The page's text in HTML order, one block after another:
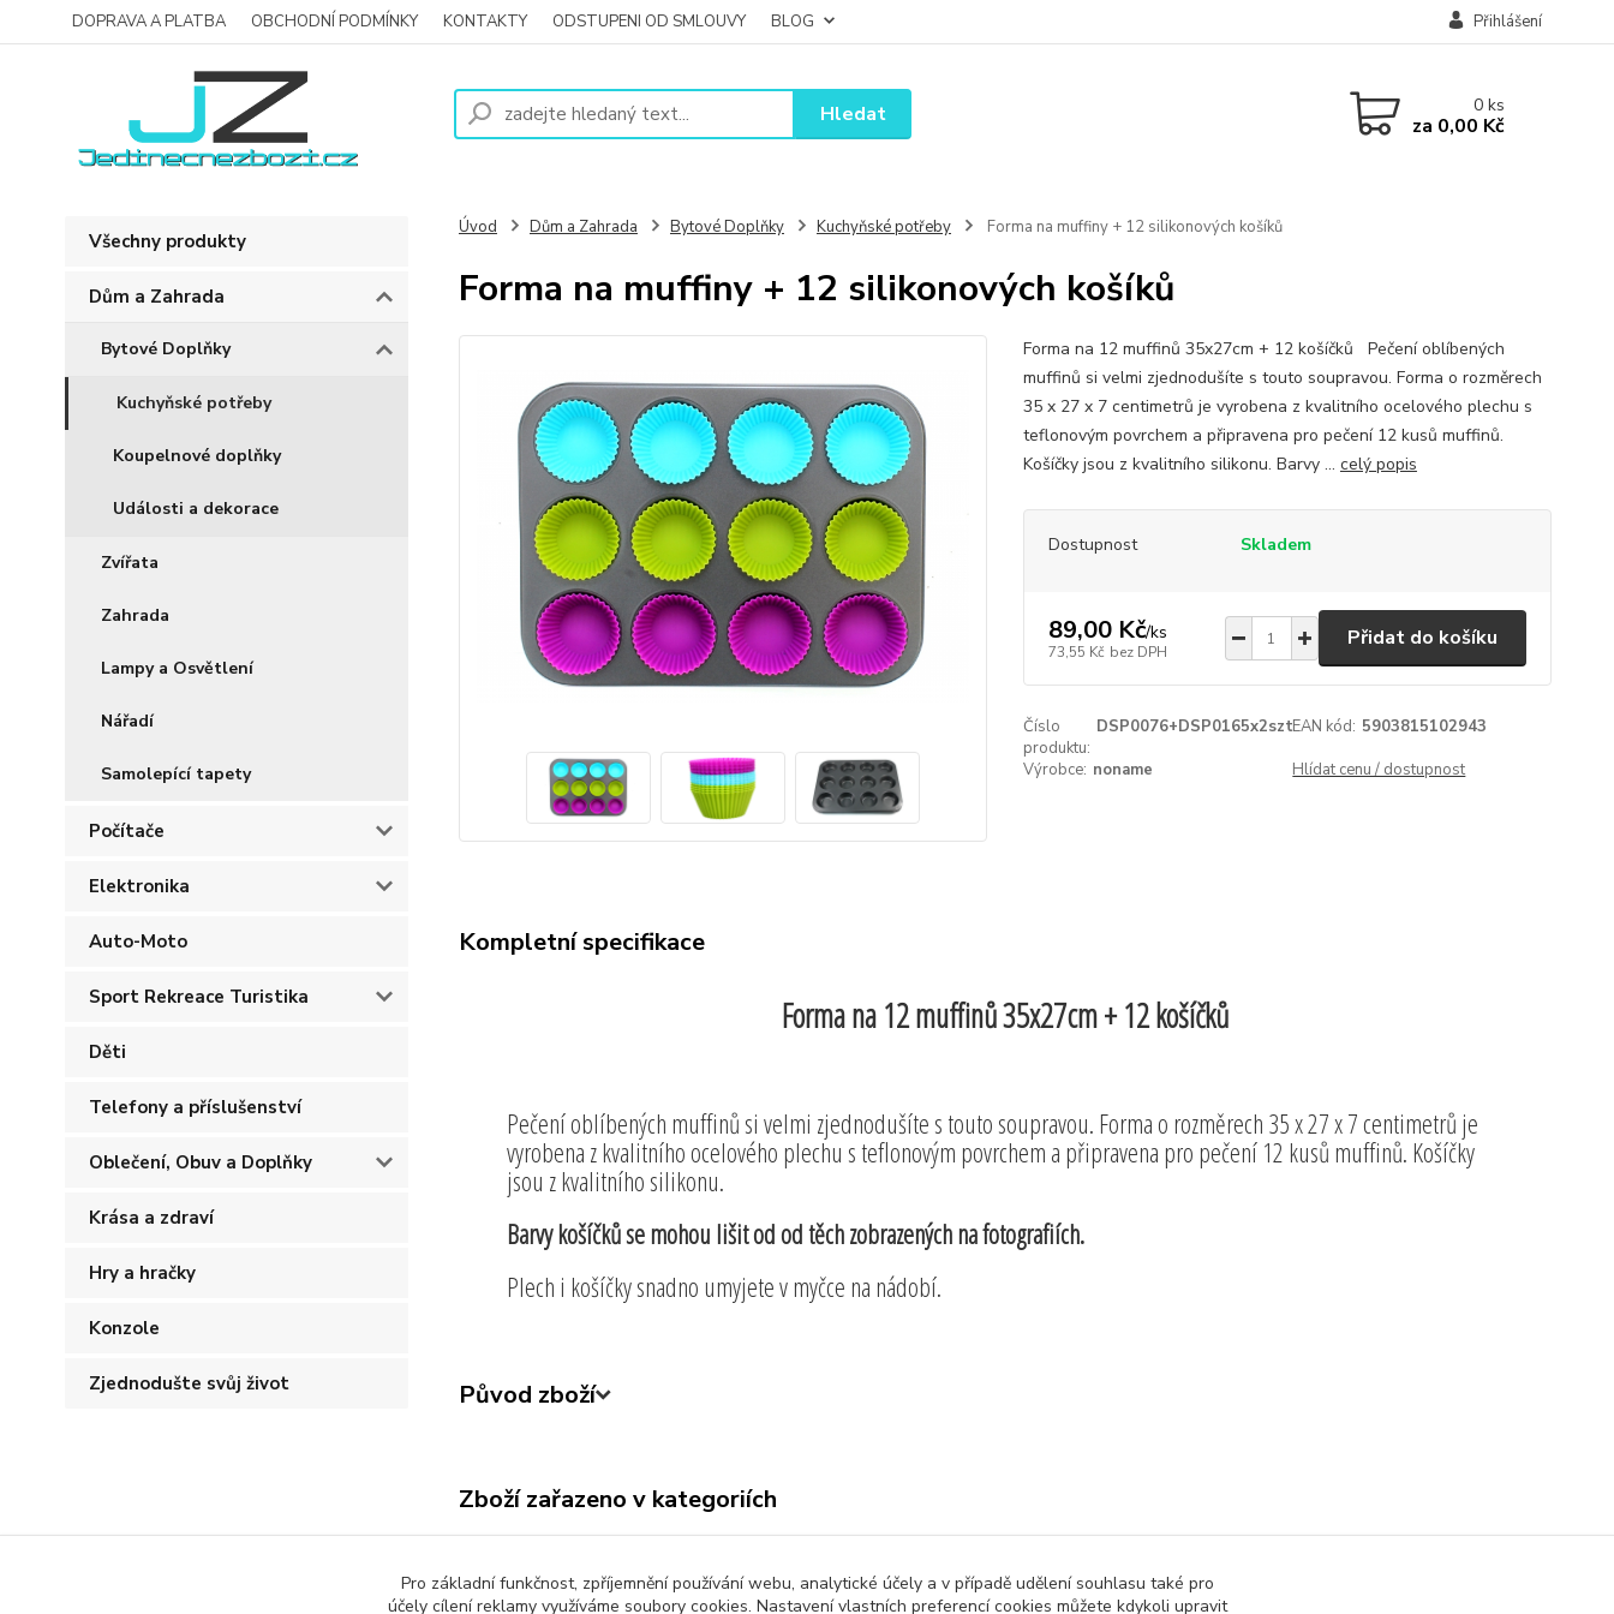
DOPRAVA A PLATBA OBCHODNÍ PODMÍNKY KONTAKTY ODSTUPENI OD SMLOUVY BLOG Přihlášení
Hledat 0ks
za 0,00 Kč
Všechny produkty
Dům a Zahrada
Bytové Doplňky
Kuchyňské potřeby
Koupelnové doplňky
Události a dekorace
Zvířata
Zahrada
Lampy a Osvětlení
Nářadí
Samolepící tapety
Počítače
Elektronika
Auto-Moto
Sport Rekreace Turistika
Děti
Telefony a příslušenství
Oblečení, Obuv a Doplňky
Krása a zdraví
Hry a hračky
Konzole
Zjednodušte svůj život
Úvod Dům a Zahrada Bytové Doplňky Kuchyňské potřeby Forma na muffiny + 12 silikonových košíků
Forma na muffiny + 12 silikonových košíků
Forma na 12 muffinů 35x27cm + 12 košíčků Pečení oblíbených
muffinů si velmi zjednodušíte s touto soupravou. Forma o rozměrech
35 x 27 x 7 centimetrů je vyrobena z kvalitního ocelového plechu s
teflonovým povrchem a připravena pro pečení 12 kusů muffinů.
Košíčky jsou z kvalitního silikonu. Barvy ... celý popis
Dostupnost Skladem
89,00 Kč/ks
73,55 Kč bez DPH
Přidat do košíku
Číslo
produktu:
DSP0076+DSP0165x2sztEAN kód: 5903815102943
Výrobce: noname Hlídat cenu / dostupnost
Kompletní specifikace
Forma na 12 muffinů 35x27cm + 12 košíčků
Pečení oblíbených muffinů si velmi zjednodušíte s touto soupravou. Forma o rozměrech 35 x 27 x 7 centimetrů je
vyrobena z kvalitního ocelového plechu s teflonovým povrchem a připravena pro pečení 12 kusů muffinů. Košíčky
jsou z kvalitního silikonu.
Barvy košíčků se mohou lišit od od těch zobrazených na fotografiích.
Plech i košíčky snadno umyjete v myčce na nádobí.
Původ zboží
Zboží zařazeno v kategoriích
Pro základní funkčnost, zpříjemnění používání webu, analytické účely a v případě udělení souhlasu také pro
účely cílení reklamy využíváme soubory cookies. Nastavení vlastních preferencí cookies můžete kdykoli upravit